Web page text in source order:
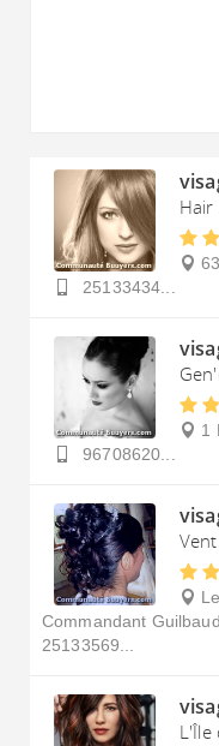
Hair
25133434...
1
96708620...
Commandant Guilbaud
25133569...
L'Île